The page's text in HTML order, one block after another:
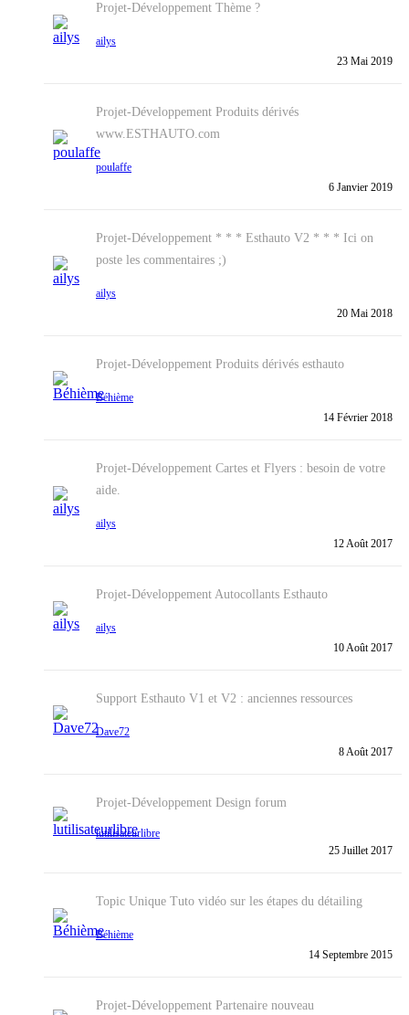
Projet-Développement Thème ?
ailys
23 Mai 2019
Projet-Développement Produits dérivés
www.ESTHAUTO.com
poulaffe
6 Janvier 2019
Projet-Développement * * * Esthauto V2 * * * Ici on
poste les commentaires ;)
ailys
20 Mai 2018
Projet-Développement Produits dérivés esthauto
Béhième
14 Février 2018
Projet-Développement Cartes et Flyers : besoin de votre
aide.
ailys
12 Août 2017
Projet-Développement Autocollants Esthauto
ailys
10 Août 2017
Support Esthauto V1 et V2 : anciennes ressources
Dave72
8 Août 2017
Projet-Développement Design forum
lutilisateurlibre
25 Juillet 2017
Topic Unique Tuto vidéo sur les étapes du détailing
Béhième
14 Septembre 2015
Projet-Développement Partenaire nouveau